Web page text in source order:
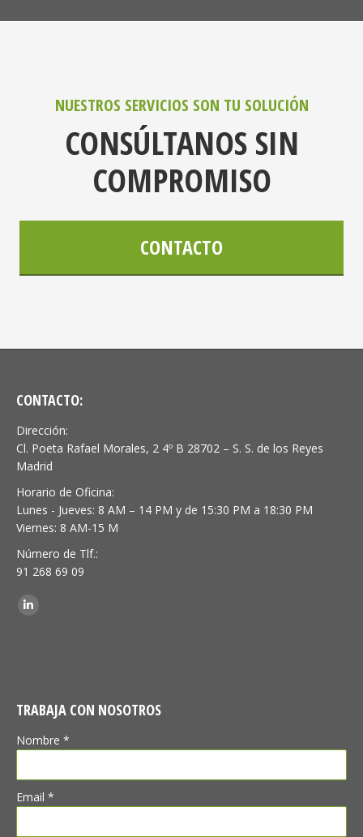
NUESTROS SERVICIOS SON TU SOLUCIÓN
CONSÚLTANOS SIN
COMPROMISO
CONTACTO
CONTACTO:
Dirección:
Cl. Poeta Rafael Morales, 2 4º B 28702 – S. S. de los Reyes
Madrid
Horario de Oficina:
Lunes - Jueves: 8 AM – 14 PM y de 15:30 PM a 18:30 PM
Viernes: 8 AM-15 M
Número de Tlf.:
91 268 69 09
Encuéntranos en:
Linkedin
TRABAJA CON NOSOTROS
Nombre *
Email *